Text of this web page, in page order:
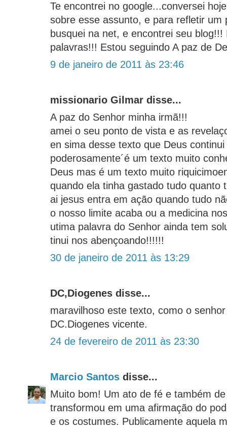
Te encontrei no google...conversei
sobre esse assunto, e para refletir um
busquei na net, e encontrei seu
palavras!!! Estou seguindo A paz de
9 de janeiro de 2011 às 23:46
missionario Gilmar disse...
A paz do Senhor minha irmã!!!
amei o seu ponto de vista e as
en sima desse texto que Deus
poderosamente´é um texto muito
Deus mas é um texto muito
quando ela tinha gastado tudo quanto
ai jesus entra em ação quando tudo
o nosso limite acaba ou a medicina
utima palavra do Senhor ainda tem
tinui nos abençoando!!!!!!
30 de janeiro de 2011 às 13:29
DC,Diogenes disse...
maravilhoso este texto, como o
DC.Diogenes vicente.
24 de fevereiro de 2011 às 23:30
Marcio Santos disse...
Muito bom! Um ato de fé e também
transformou em uma afirmação do
e os costumes. Publicamente aquela